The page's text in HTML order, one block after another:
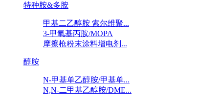
特种胺&多胺
甲基二乙醇胺 索尔维聚...
3-甲氧基丙胺/MOPA
摩擦枪粉末涂料增电剂...
醇胺
N-甲基单乙醇胺/甲基单...
N,N-二甲基乙醇胺/DME...